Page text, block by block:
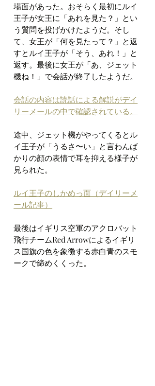
場面があった。おそらく最初にルイ
王子が女王に「あれを見た？」とい
う質問を投げかけたようだ。そし
て、女王が「何を見たって？」と返
すとルイ王子が「そう、あれ！」と
返す。最後に女王が「あ、ジェット
機ね！」で会話が終了したようだ。
会話の内容は読話による解説がデイ
リーメールの中で確認されている。
途中、ジェット機がやってくるとル
イ王子が「うるさ〜い」と言わんば
かりの顔の表情で耳を抑える様子が
見られた。
ルイ王子のしかめっ面（デイリーメ
ール記事）
最後はイギリス空軍のアクロバット
飛行チームRed Arrowによるイギリ
ス国旗の色を象徴する赤白青のスモ
ークで締めくくった。